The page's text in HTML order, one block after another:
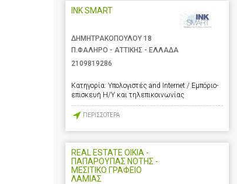
INK SMART
ΔΗΜΗΤΡΑΚΟΠΟΥΛΟΥ 18
Π.ΦΑΛΗΡΟ - ΑΤΤΙΚΗΣ - ΕΛΛΑΔΑ
2109819286
Κατηγορία: Υπολογιστές and Internet / Εμπόριο-
επισκευή Η/Υ και τηλεπικοινωνίας
ΠΕΡΙΣΣΟΤΕΡΑ
REAL ESTATE OIKIA -
ΠΑΠΑΡΟΥΠΑΣ ΝΟΤΗΣ -
ΜΕΣΙΤΙΚΟ ΓΡΑΦΕΙΟ
ΛΑΜΙΑΣ